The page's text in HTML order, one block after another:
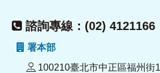
諮詢專線：(02) 4121166
署本部
100210臺北市中正區福州街